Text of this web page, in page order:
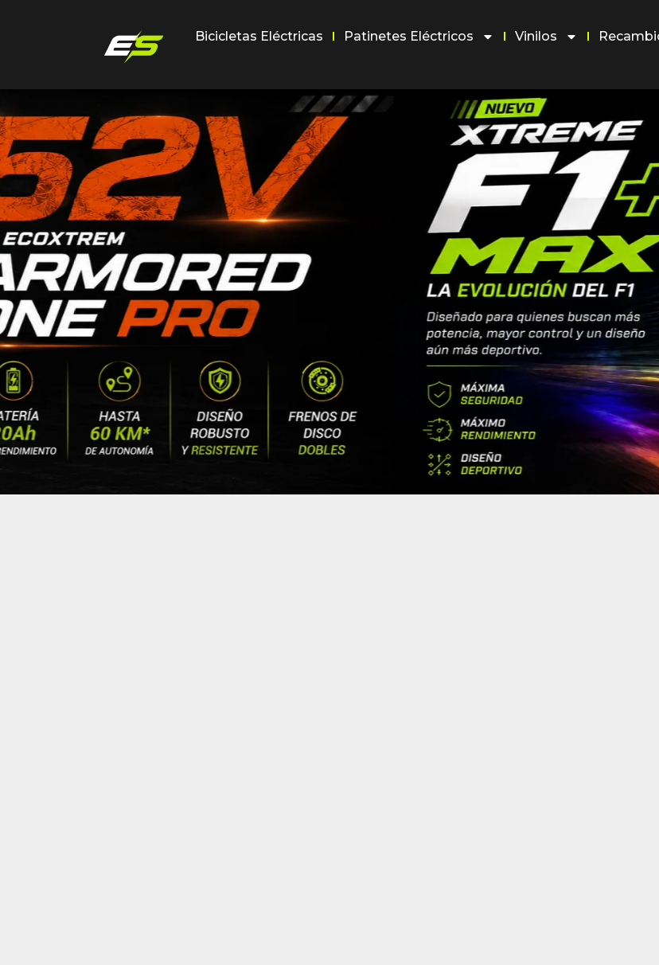
Bicicletas Eléctricas Patinetes Eléctricos Vinilos